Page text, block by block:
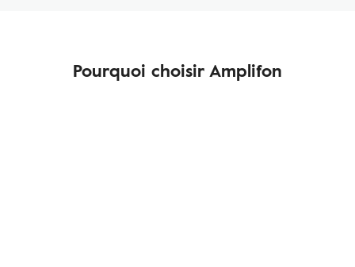
Pourquoi choisir Amplifon